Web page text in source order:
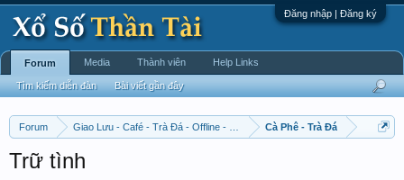
Đăng nhập | Đăng ký
Forum Giao Lưu - Café - Trà Đá - Offline - Tỉnh Tò Hihi!Cà Phê - Trà Đá
Trữ tình
Forum
Tìm kiếm diễn đàn Bài viết gần đây
Media Thành viên Help Links